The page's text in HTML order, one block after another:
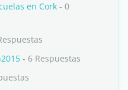
en Cork - 0
- 6 Respuestas